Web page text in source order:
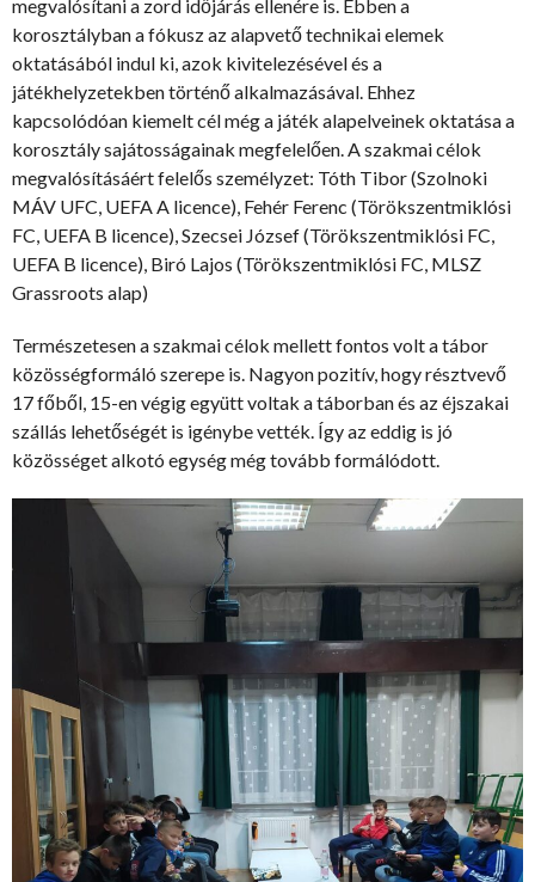
megvalósítani a zord időjárás ellenére is. Ebben a
korosztályban a fókusz az alapvető technikai elemek
oktatásából indul ki, azok kivitelezésével és a
játékhelyzetekben történő alkalmazásával. Ehhez
kapcsolódóan kiemelt cél még a játék alapelveinek oktatása a
korosztály sajátosságainak megfelelően. A szakmai célok
megvalósításáért felelős személyzet: Tóth Tibor (Szolnoki
MÁV UFC, UEFA A licence), Fehér Ferenc (Törökszentmiklósi
FC, UEFA B licence), Szecsei József (Törökszentmiklósi FC,
UEFA B licence), Biró Lajos (Törökszentmiklósi FC, MLSZ
Grassroots alap)
Természetesen a szakmai célok mellett fontos volt a tábor
közösségformáló szerepe is. Nagyon pozitív, hogy résztvevő
17 főből, 15-en végig együtt voltak a táborban és az éjszakai
szállás lehetőségét is igénybe vették. Így az eddig is jó
közösséget alkotó egység még tovább formálódott.